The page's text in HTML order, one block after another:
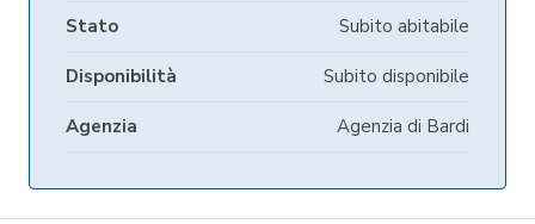
Stato Subito abitabile
Disponibilità Subito disponibile
Agenzia Agenzia di Bardi